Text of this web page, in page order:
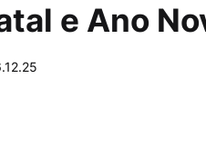
e Ano